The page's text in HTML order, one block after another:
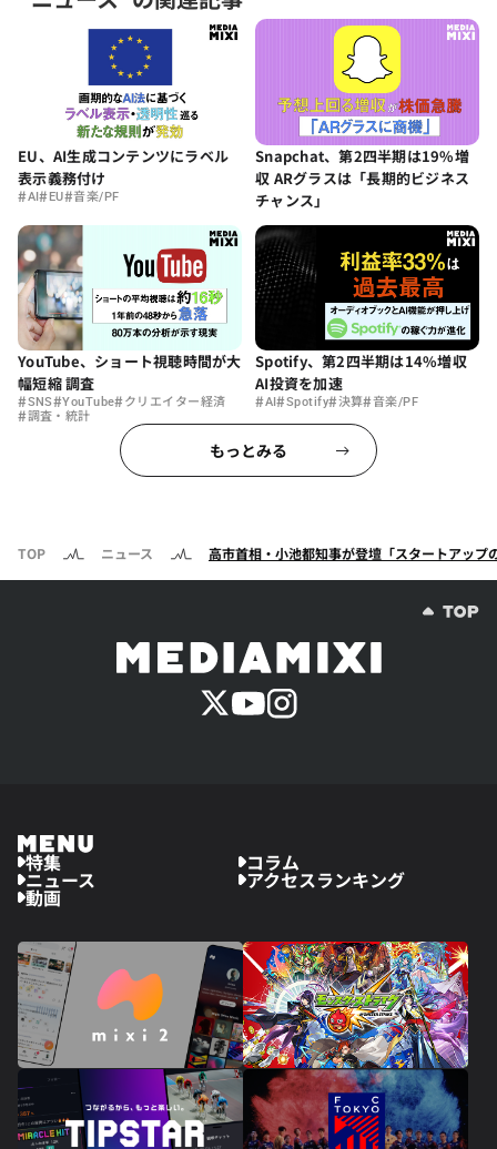
EU、AI生成コンテンツにラベル
表示義務付け
#AI#EU#音楽/PF
Snapchat、第2四半期は19%増
収 ARグラスは「長期的ビジネス
チャンス」
YouTube、ショート視聴時間が大
幅短縮 調査
#SNS#YouTube#クリエイター経済
#調査・統計
Spotify、第2四半期は14%増収
AI投資を加速
#AI#Spotify#決算#音楽/PF
もっとみる
TOP ニュース 高市首相・小池都知事が登壇「スタートアッ
特集 コラム
ニュース アクセスランキング
動画